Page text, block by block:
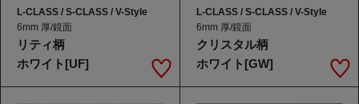
L-CLASS / S-CLASS / V-Style
6mm 厚/鏡面
リティ柄
ホワイト[UF]
L-CLASS / S-CLASS / V-Style
6mm 厚/鏡面
クリスタル柄
ホワイト[GW]